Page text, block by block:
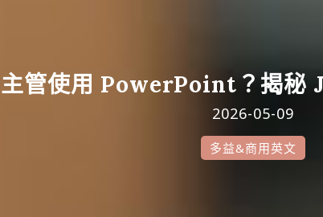
管使用 PowerPoint？揭秘
2026-05-09
多益&商用英文